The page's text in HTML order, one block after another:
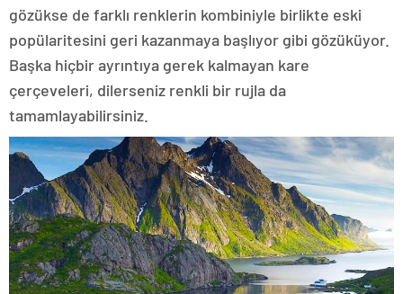
gözükse de farklı renklerin kombiniyle birlikte eski
popülaritesini geri kazanmaya başlıyor gibi gözüküyor.
Başka hiçbir ayrıntıya gerek kalmayan kare
çerçeveleri, dilerseniz renkli bir rujla da
tamamlayabilirsiniz.